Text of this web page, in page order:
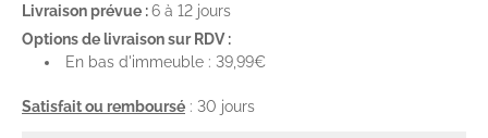
Livraison prévue :6 à 12 jours
Options de livraison sur RDV :
En bas d'immeuble : 39,99€
Satisfait ou remboursé : 30 jours